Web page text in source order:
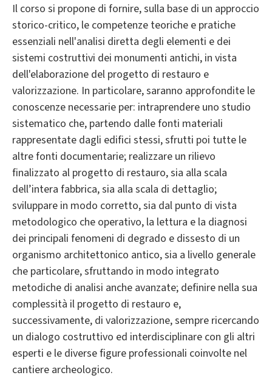
Il corso si propone di fornire, sulla base di un approccio
storico-critico, le competenze teoriche e pratiche
essenziali nell'analisi diretta degli elementi e dei
sistemi costruttivi dei monumenti antichi, in vista
dell'elaborazione del progetto di restauro e
valorizzazione. In particolare, saranno approfondite le
conoscenze necessarie per: intraprendere uno studio
sistematico che, partendo dalle fonti materiali
rappresentate dagli edifici stessi, sfrutti poi tutte le
altre fonti documentarie; realizzare un rilievo
finalizzato al progetto di restauro, sia alla scala
dell’intera fabbrica, sia alla scala di dettaglio;
sviluppare in modo corretto, sia dal punto di vista
metodologico che operativo, la lettura e la diagnosi
dei principali fenomeni di degrado e dissesto di un
organismo architettonico antico, sia a livello generale
che particolare, sfruttando in modo integrato
metodiche di analisi anche avanzate; definire nella sua
complessità il progetto di restauro e,
successivamente, di valorizzazione, sempre ricercando
un dialogo costruttivo ed interdisciplinare con gli altri
esperti e le diverse figure professionali coinvolte nel
cantiere archeologico.